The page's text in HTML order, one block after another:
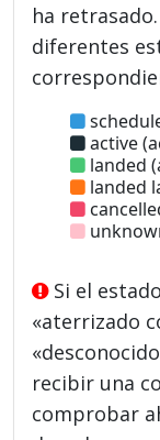
ha
diferentes
active
landed
landed
Si el
«aterrizado
recibir una
comprobar